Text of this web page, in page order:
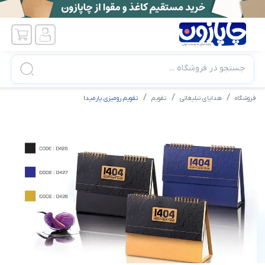
جستجو در فروشگاه ...
فروشگاه هدایای تبلیغاتی تقویم تقویم رومیزی پارمیدا